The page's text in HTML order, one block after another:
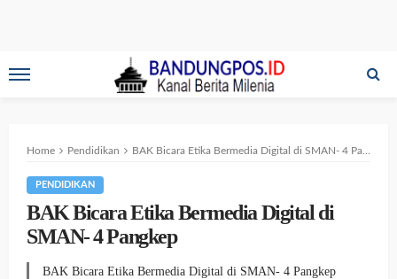
Home Pendidikan BAK Bicara Etika Bermedia Digital di SMAN- 4 Pangkep
PENDIDIKAN
BAK Bicara Etika Bermedia Digital di
SMAN- 4 Pangkep
BAK Bicara Etika Bermedia Digital di SMAN- 4 Pangkep